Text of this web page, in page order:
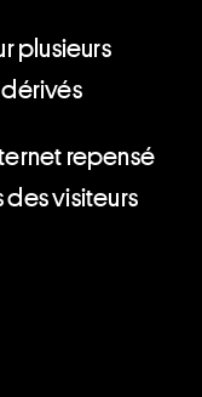
plusieurs
repensé
visiteurs